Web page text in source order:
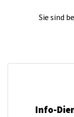
Sie sind
Info-